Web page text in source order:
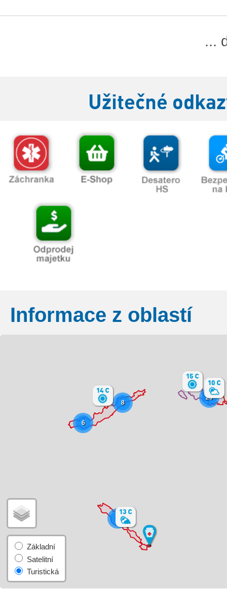
...
Užitečné
Informace z oblastí
6
8
25
Základní
Satelitní